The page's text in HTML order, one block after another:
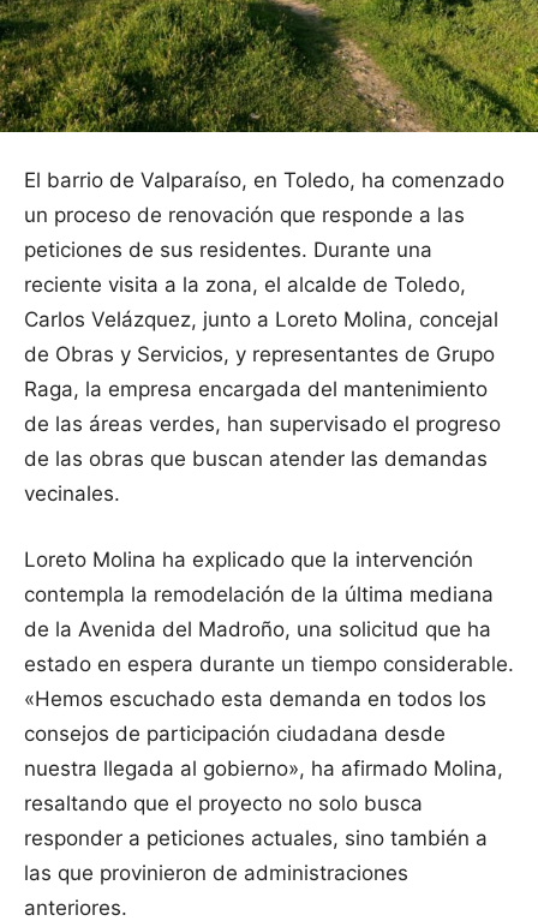
El barrio de Valparaíso, en Toledo, ha comenzado
un proceso de renovación que responde a las
peticiones de sus residentes. Durante una
reciente visita a la zona, el alcalde de Toledo,
Carlos Velázquez, junto a Loreto Molina, concejal
de Obras y Servicios, y representantes de Grupo
Raga, la empresa encargada del mantenimiento
de las áreas verdes, han supervisado el progreso
de las obras que buscan atender las demandas
vecinales.
Loreto Molina ha explicado que la intervención
contempla la remodelación de la última mediana
de la Avenida del Madroño, una solicitud que ha
estado en espera durante un tiempo considerable.
«Hemos escuchado esta demanda en todos los
consejos de participación ciudadana desde
nuestra llegada al gobierno», ha afirmado Molina,
resaltando que el proyecto no solo busca
responder a peticiones actuales, sino también a
las que provinieron de administraciones
anteriores.